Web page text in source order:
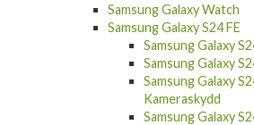
Samsung Galaxy Watch
Samsung Galaxy S24 FE
Samsung Galaxy
Samsung Galaxy
Samsung Galaxy
Kameraskydd
Samsung Galaxy